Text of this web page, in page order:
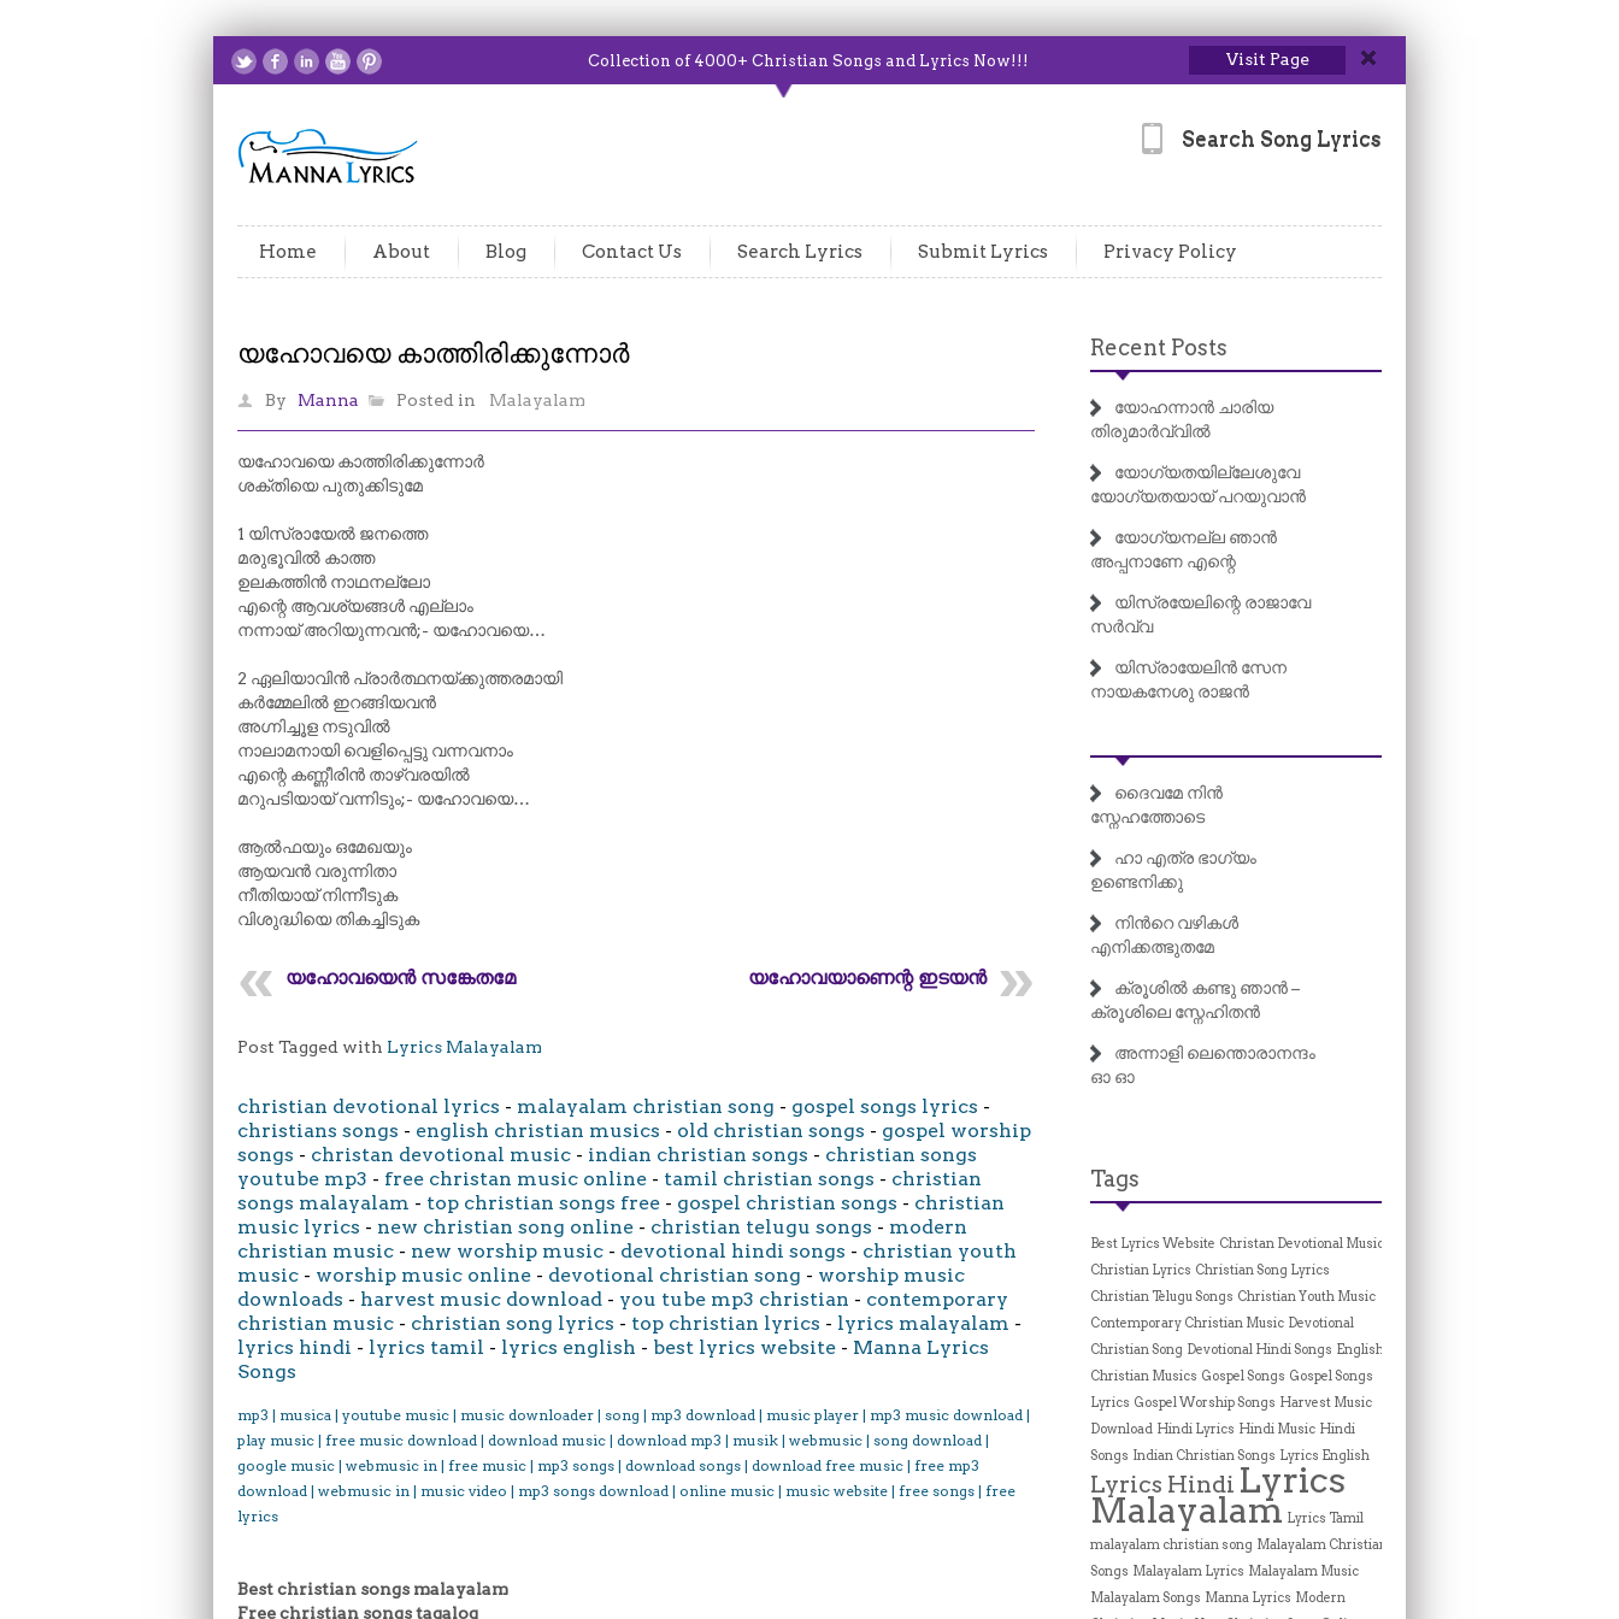
Collection of 4000+ Christian Songs and Lyrics Now!!! Visit Page
Search Song Lyrics
Home About Blog Contact Us Search Lyrics Submit Lyrics Privacy Policy
യഹോവയെ കാത്തിരിക്കുന്നോർ
By Manna Posted in Malayalam
യഹോവയെ കാത്തിരിക്കുന്നോർ
ശക്തിയെ പുതുക്കിടുമേ
1 യിസ്രായേൽ ജനത്തെ
മരുഭൂവിൽ കാത്ത
ഉലകത്തിൻ നാഥനല്ലോ
എന്റെ ആവശ്യങ്ങൾ എല്ലാം
നന്നായ് അറിയുന്നവൻ;- യഹോവയെ…
2 ഏലിയാവിൻ പ്രാർത്ഥനയ്ക്കുത്തരമായി
കർമ്മേലിൽ ഇറങ്ങിയവൻ
അഗ്നിച്ചൂള നടുവിൽ
നാലാമനായി വെളിപ്പെട്ടു വന്നവനാം
എന്റെ കണ്ണീരിൻ താഴ്‌വരയിൽ
മറുപടിയായ് വന്നിടും;- യഹോവയെ…
ആൽഫയും ഒമേഖയും
ആയവൻ വരുന്നിതാ
നീതിയായ് നിന്നീടുക
വിശുദ്ധിയെ തികച്ചിടുക
യഹോവയെൻ സങ്കേതമേ യഹോവയാണെന്റ ഇടയൻ
Post Tagged with Lyrics Malayalam
christian devotional lyrics - malayalam christian song - gospel songs lyrics -
christians songs - english christian musics - old christian songs - gospel worship
songs - christan devotional music - indian christian songs - christian songs
youtube mp3 - free christan music online - tamil christian songs - christian
songs malayalam - top christian songs free - gospel christian songs - christian
music lyrics - new christian song online - christian telugu songs - modern
christian music - new worship music - devotional hindi songs - christian youth
music - worship music online - devotional christian song - worship music
downloads - harvest music download - you tube mp3 christian - contemporary
christian music - christian song lyrics - top christian lyrics - lyrics malayalam -
lyrics hindi - lyrics tamil - lyrics english - best lyrics website - Manna Lyrics
Songs
mp3 | musica | youtube music | music downloader | song | mp3 download | music player | mp3 music download |
play music | free music download | download music | download mp3 | musik | webmusic | song download |
google music | webmusic in | free music | mp3 songs | download songs | download free music | free mp3
download | webmusic in | music video | mp3 songs download | online music | music website | free songs | free
lyrics
Best christian songs malayalam
Free christian songs tagalog
Recent Posts
യോഹന്നാൻ ചാരിയ
തിരുമാർവ്വിൽ
യോഗ്യതയില്ലേശുവേ
യോഗ്യതയായ് പറയുവാൻ
യോഗ്യനല്ല ഞാൻ
അപ്പനാണേ എന്റെ
യിസ്രയേലിന്റെ രാജാവേ
സർവ്വ
യിസ്രായേലിൻ സേന
നായകനേശു രാജൻ
ദൈവമേ നിൻ
സ്നേഹത്തോടെ
ഹാ എത്ര ഭാഗ്യം
ഉണ്ടെനിക്കു
നിന്‍റെ വഴികൾ
എനിക്കത്ഭുതമേ
ക്രൂശിൽ കണ്ടു ഞാൻ –
ക്രൂശിലെ സ്നേഹിതൻ
അന്നാളി ലെന്തൊരാനന്ദം
ഓ ഓ
Tags
Best Lyrics Website Christan Devotional Music
Christian Lyrics Christian Song Lyrics
Christian Telugu Songs Christian Youth Music
Contemporary Christian Music Devotional
Christian Song Devotional Hindi Songs English
Christian Musics Gospel Songs Gospel Songs
Lyrics Gospel Worship Songs Harvest Music
Download Hindi Lyrics Hindi Music Hindi
Songs Indian Christian Songs Lyrics English
Lyrics Hindi Lyrics
Malayalam Lyrics Tamil
malayalam christian song Malayalam Christian
Songs Malayalam Lyrics Malayalam Music
Malayalam Songs Manna Lyrics Modern